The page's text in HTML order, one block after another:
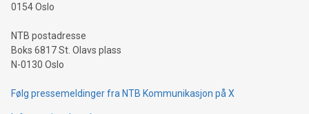
0154 Oslo
NTB postadresse
Boks 6817 St. Olavs plass
N-0130 Oslo
Følg pressemeldinger fra NTB Kommunikasjon på X